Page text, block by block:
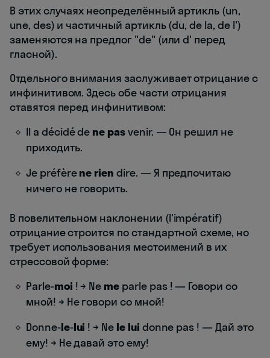
В этих случаях неопределённый артикль (un,
une, des) и частичный артикль (du, de la, de l')
заменяются на предлог "de" (или d' перед
гласной).
Отдельного внимания заслуживает отрицание с
инфинитивом. Здесь обе части отрицания
ставятся перед инфинитивом:
Il a décidé de ne pasvenir. — Он решил не
приходить.
Je préfèrene rien dire. — Я предпочитаю
ничего не говорить.
В повелительном наклонении (l'impératif)
отрицание строится по стандартной схеме, но
требует использования местоимений в их
стрессовой форме:
Parle-moi ! → Ne me parle pas ! — Говори со
мной! → Не говори со мной!
Donne-le-lui ! → Ne le lui donne pas ! — Дай это
ему! → Не давай это ему!